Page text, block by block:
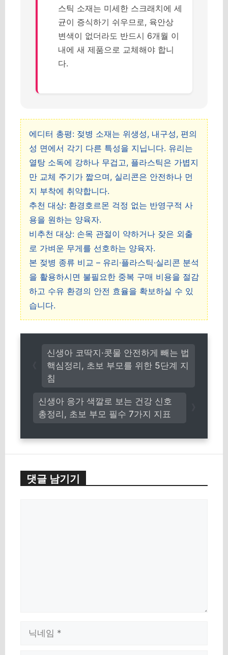
스틱 소재는 미세한 스크래치에 세
균이 증식하기 쉬우므로, 육안상
변색이 없더라도 반드시 6개월 이
내에 새 제품으로 교체해야 합니
다.
에디터 총평: 젖병 소재는 위생성, 내구성, 편의
성 면에서 각기 다른 특성을 지닙니다. 유리는
열탕 소독에 강하나 무겁고, 플라스틱은 가볍지
만 교체 주기가 짧으며, 실리콘은 안전하나 먼
지 부착에 취약합니다.
추천 대상: 환경호르몬 걱정 없는 반영구적 사
용을 원하는 양육자.
비추천 대상: 손목 관절이 약하거나 잦은 외출
로 가벼운 무게를 선호하는 양육자.
본 젖병 종류 비교 – 유리·플라스틱·실리콘 분석
을 활용하시면 불필요한 중복 구매 비용을 절감
하고 수유 환경의 안전 효율을 확보하실 수 있
습니다.
신생아 응가 색깔로 보는 건강 신호
총정리, 초보 부모 필수 7가지 지표
신생아 코딱지·콧물 안전하게 빼는 법
핵심정리, 초보 부모를 위한 5단계 지
침
댓글 남기기